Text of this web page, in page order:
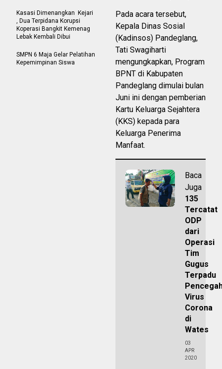
Pada acara tersebut,
Kepala Dinas Sosial
(Kadinsos) Pandeglang,
Tati Swagiharti
mengungkapkan, Program
BPNT di Kabupaten
Pandeglang dimulai bulan
Juni ini dengan pemberian
Kartu Keluarga Sejahtera
(KKS) kepada para
Keluarga Penerima
Manfaat.
Baca
Juga
135
Tercatat
ODP
dari
Operasi
Tim
Gugus
Terpadu
Virus
Corona
di
Wates
03
APR
2020
Kasasi Dimenangkan Kejari
, Dua Terpidana Korupsi
Koperasi Bangkit Kemenag
Lebak Kembali Dibui
SMPN 6 Maja Gelar Pelatihan
Kepemimpinan Siswa